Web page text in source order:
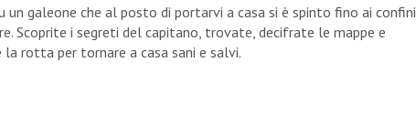
un galeone che al posto di portarvi a casa si è spinto fino ai confini
Scoprite i segreti del capitano, trovate, decifrate le mappe e
la rotta per tornare a casa sani e salvi.